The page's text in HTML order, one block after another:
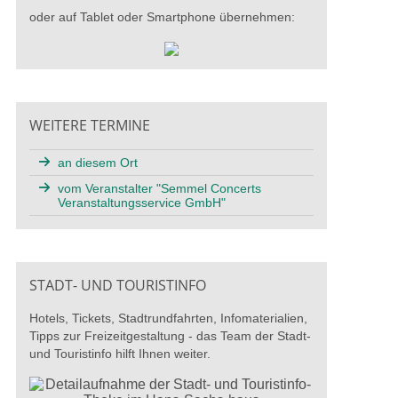
oder auf Tablet oder Smartphone übernehmen:
WEITERE TERMINE
an diesem Ort
vom Veranstalter "Semmel Concerts
Veranstaltungsservice GmbH"
STADT- UND TOURISTINFO
Hotels, Tickets, Stadtrundfahrten, Infomaterialien,
Tipps zur Freizeitgestaltung - das Team der Stadt-
und Touristinfo hilft Ihnen weiter.